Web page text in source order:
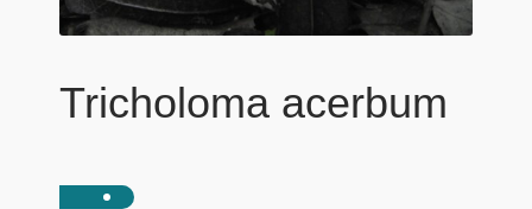
Tricholoma acerbum